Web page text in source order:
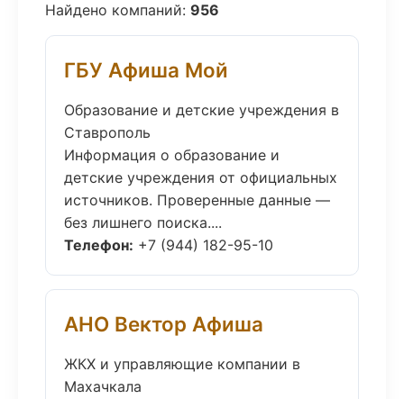
Найдено компаний: 956
ГБУ Афиша Мой
Образование и детские учреждения в
Ставрополь
Информация о образование и
детские учреждения от официальных
источников. Проверенные данные —
без лишнего поиска....
Телефон: +7 (944) 182-95-10
АНО Вектор Афиша
ЖКХ и управляющие компании в
Махачкала